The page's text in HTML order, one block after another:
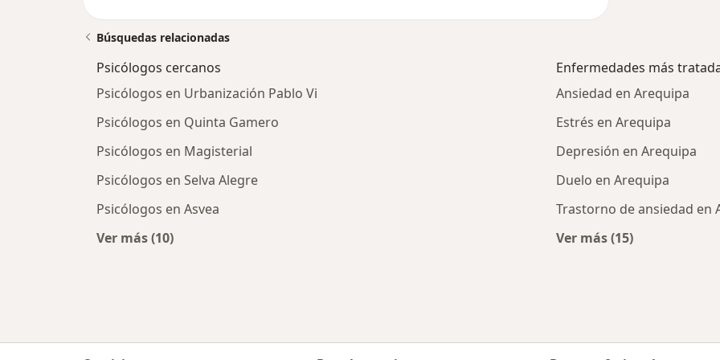
Búsquedas relacionadas
Psicólogos cercanos
Psicólogos en Urbanización Pablo Vi
Psicólogos en Quinta Gamero
Psicólogos en Magisterial
Psicólogos en Selva Alegre
Psicólogos en Asvea
Ver más (10)
Enfermedades más
Ansiedad en Arequipa
Estrés en Arequipa
Depresión en Arequipa
Duelo en Arequipa
Trastorno de ansiedad en
Ver más (15)